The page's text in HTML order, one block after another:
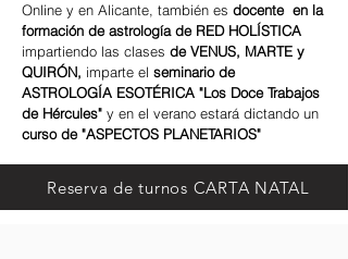
Online y en Alicante, también es docente en la
formación de astrología de RED HOLÍSTICA
impartiendo las clases de VENUS, MARTE y
QUIRÓN, imparte el seminario de
ASTROLOGÍA ESOTÉRICA "Los Doce Trabajos
de Hércules" y en el verano estará dictando un
curso de "ASPECTOS PLANETARIOS"
Reserva de turnos CARTA NATAL